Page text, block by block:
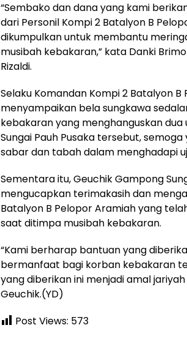
“Sembako dan dana yang kami
dari Personil Kompi 2 Batalyon B
dikumpulkan untuk membantu
musibah kebakaran,” kata Danki
Rizaldi.
Selaku Komandan Kompi 2 Batalyon B
menyampaikan bela sungkawa
kebakaran yang menghanguskan
Sungai Pauh Pusaka tersebut,
sabar dan tabah dalam menghadapi
Sementara itu, Geuchik Gampong
mengucapkan terimakasih dan
Batalyon B Pelopor Aramiah yang
saat ditimpa musibah kebakaran.
“Kami berharap bantuan yang
bermanfaat bagi korban kebakaran
yang diberikan ini menjadi amal
Geuchik.(YD)
Post Views: 573